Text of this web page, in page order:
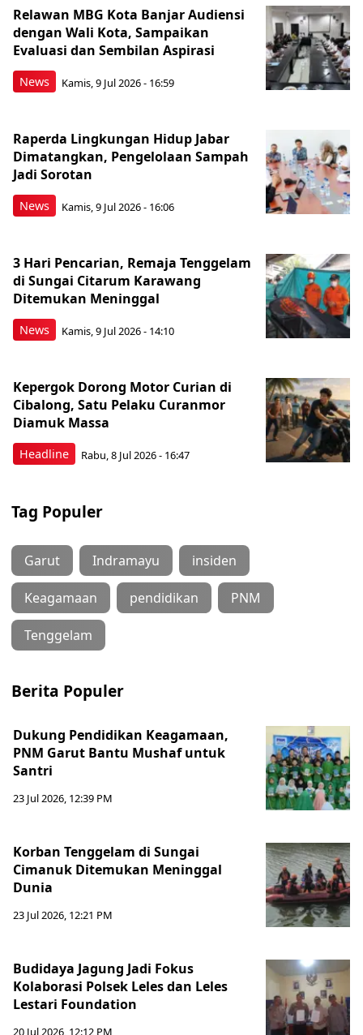
News
Relawan MBG Kota Banjar Audiensi
dengan Wali Kota, Sampaikan
Evaluasi dan Sembilan Aspirasi
Kamis, 9 Jul 2026 - 16:59
News
Raperda Lingkungan Hidup Jabar
Dimatangkan, Pengelolaan Sampah
Jadi Sorotan
Kamis, 9 Jul 2026 - 16:06
News
3 Hari Pencarian, Remaja Tenggelam
di Sungai Citarum Karawang
Ditemukan Meninggal
Kamis, 9 Jul 2026 - 14:10
Headline
Kepergok Dorong Motor Curian di
Cibalong, Satu Pelaku Curanmor
Diamuk Massa
Rabu, 8 Jul 2026 - 16:47
Tag Populer
Garut Indramayu insiden
Keagamaan pendidikan PNM
Tenggelam
Berita Populer
Dukung Pendidikan Keagamaan,
PNM Garut Bantu Mushaf untuk
Santri
23 Jul 2026, 12:39 PM
Korban Tenggelam di Sungai
Cimanuk Ditemukan Meninggal
Dunia
23 Jul 2026, 12:21 PM
Budidaya Jagung Jadi Fokus
Kolaborasi Polsek Leles dan Leles
Lestari Foundation
20 Jul 2026, 12:12 PM